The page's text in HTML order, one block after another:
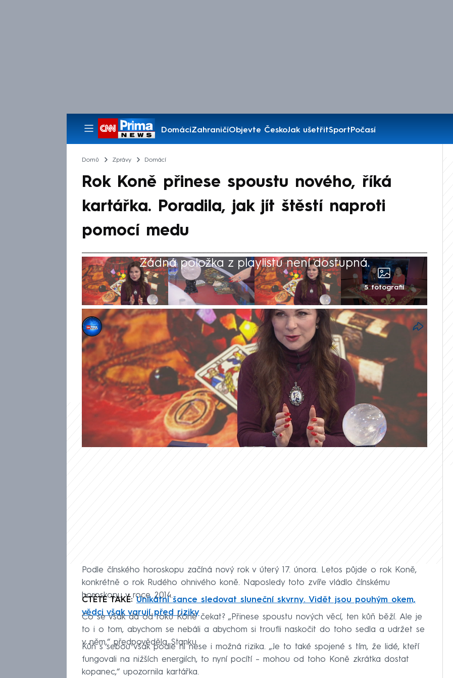
DomácíZahraničíObjevte ČeskoJak ušetřitSportPočasí
Pořady
Domů Zprávy Domácí
Rok Koně přinese spoustu nového, říká
kartářka. Poradila, jak jít štěstí naproti
pomocí medu
Žádná položka z playlistu není dostupná.
5 fotografií
Michael Cardal
15. úno 2026, 07:47
Nastávající rok Koně přinese spoustu nového, řekla ve vysílání CNN
Prima NEWS kartářka Helen Stanku. Ta také nabídla rovnou několik
metod, jak lze jít v roce 2026 naproti lásce i štěstí.
Podle čínského horoskopu začíná nový rok v úterý 17. února. Letos půjde o rok Koně,
konkrétně o rok Rudého ohnivého koně. Naposledy toto zvíře vládlo čínskému
horoskopu v roce 2014.
ČTĚTE TAKÉ:Unikátní šance sledovat sluneční skvrny. Vidět jsou pouhým okem,
vědci však varují před riziky
Co se však dá od roku Koně čekat? „Přinese spoustu nových věcí, ten kůň běží. Ale je
to i o tom, abychom se nebáli a abychom si troufli naskočit do toho sedla a udržet se
v něm,“ předpověděla Stanku.
Kůň s sebou však podle ní nese i možná rizika. „Je to také spojené s tím, že lidé, kteří
fungovali na nižších energiích, to nyní pocítí – mohou od toho Koně zkrátka dostat
kopanec,“ upozornila kartářka.